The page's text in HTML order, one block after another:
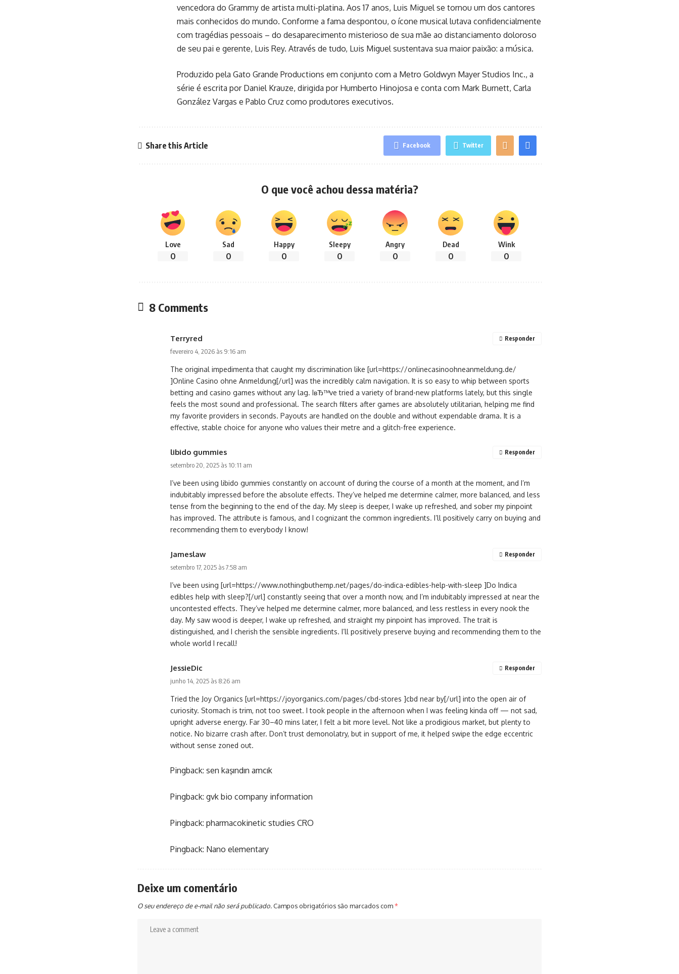
vencedora do Grammy de artista multi-platina. Aos 17 anos, Luis Miguel se tornou um dos cantores
mais conhecidos do mundo. Conforme a fama despontou, o ícone musical lutava confidencialmente
com tragédias pessoais – do desaparecimento misterioso de sua mãe ao distanciamento doloroso
de seu pai e gerente, Luis Rey. Através de tudo, Luis Miguel sustentava sua maior paixão: a música.
Produzido pela Gato Grande Productions em conjunto com a Metro Goldwyn Mayer Studios Inc., a
série é escrita por Daniel Krauze, dirigida por Humberto Hinojosa e conta com Mark Burnett, Carla
González Vargas e Pablo Cruz como produtores executivos.
Share this Article Facebook Twitter
O que você achou dessa matéria?
Love
0
Sad
0
Happy
0
Sleepy
0
Angry
0
Dead
0
Wink
0
8 Comments
Terryred
fevereiro 4, 2026 às 9:16 am
The original impedimenta that caught my discrimination like [url=https://onlinecasinoohneanmeldung.de/
]Online Casino ohne Anmeldung[/url] was the incredibly calm navigation. It is so easy to whip between sports
betting and casino games without any lag. IвЂ™ve tried a variety of brand-new platforms lately, but this single
feels the most sound and professional. The search filters after games are absolutely utilitarian, helping me find
my favorite providers in seconds. Payouts are handled on the double and without expendable drama. It is a
effective, stable choice for anyone who values their metre and a glitch-free experience.
Responder
libido gummies
setembro 20, 2025 às 10:11 am
I’ve been using libido gummies constantly on account of during the course of a month at the moment, and I’m
indubitably impressed before the absolute effects. They’ve helped me determine calmer, more balanced, and less
tense from the beginning to the end of the day. My sleep is deeper, I wake up refreshed, and sober my pinpoint
has improved. The attribute is famous, and I cognizant the common ingredients. I’ll positively carry on buying and
recommending them to everybody I know!
Responder
Jameslaw
setembro 17, 2025 às 7:58 am
I’ve been using [url=https://www.nothingbuthemp.net/pages/do-indica-edibles-help-with-sleep ]Do Indica
edibles help with sleep?[/url] constantly seeing that over a month now, and I’m indubitably impressed at near the
uncontested effects. They’ve helped me determine calmer, more balanced, and less restless in every nook the
day. My saw wood is deeper, I wake up refreshed, and straight my pinpoint has improved. The trait is
distinguished, and I cherish the sensible ingredients. I’ll positively preserve buying and recommending them to the
whole world I recall!
Responder
JessieDic
junho 14, 2025 às 8:26 am
Tried the Joy Organics [url=https://joyorganics.com/pages/cbd-stores ]cbd near by[/url] into the open air of
curiosity. Stomach is trim, not too sweet. I took people in the afternoon when I was feeling kinda off — not sad,
upright adverse energy. Far 30–40 mins later, I felt a bit more level. Not like a prodigious market, but plenty to
notice. No bizarre crash after. Don’t trust demonolatry, but in support of me, it helped swipe the edge eccentric
without sense zoned out.
Responder
Pingback: sen kaşındın amcık
Pingback: gvk bio company information
Pingback: pharmacokinetic studies CRO
Pingback: Nano elementary
Deixe um comentário
O seu endereço de e-mail não será publicado. Campos obrigatórios são marcados com*